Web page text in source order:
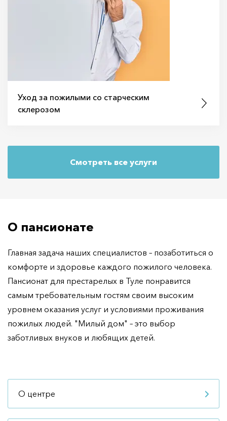
Уход за пожилыми со старческим
склерозом
Смотреть все услуги
О пансионате
Главная задача наших специалистов – позаботиться о
комфорте и здоровье каждого пожилого человека.
Пансионат для престарелых в Туле понравится
самым требовательным гостям своим высоким
уровнем оказания услуг и условиями проживания
пожилых людей. "Милый дом" – это выбор
заботливых внуков и любящих детей.
О центре